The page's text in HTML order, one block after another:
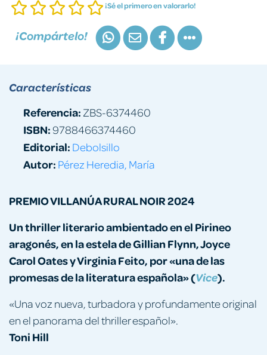
¡Sé el primero en valorarlo!
¡Compártelo!
PREMIO VILLANÚA RURAL NOIR 2024
Un thriller literario ambientado en el Pirineo
aragonés, en la estela deGillian Flynn, Joyce
CarolOates y VirginiaFeito, por «una de las
promesas de la literatura española» (Vice).
«Una voz nueva, turbadora y profundamente original
en el panorama del thriller español».
Toni Hill
Características
Referencia: ZBS-6374460
ISBN:9788466374460
Editorial: Debolsillo
Autor: Pérez Heredia, María